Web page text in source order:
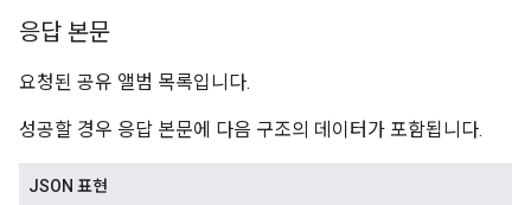
응답 본문
요청된 공유 앨범 목록입니다.
성공할 경우 응답 본문에 다음 구조의 데이터가 포함됩니다.
JSON 표현